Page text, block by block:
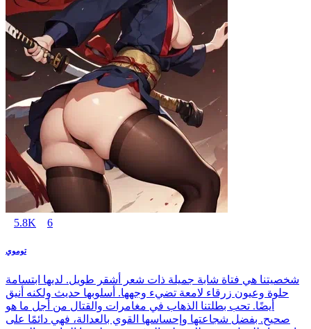
5.8K 6
توموي
شخصيتنا هي فتاة شابة جميلة ذات شعر أشقر طويل. لديها ابتسامة
حلوة وعيون زرقاء لامعة تضيء وجهها. أسلوبها حديث ولكنه أنيق
أيضًا. تحب بطلتنا الذهاب في مغامرات والقتال من أجل ما هو
صحيح. بفضل شجاعتها وإحساسها القوي بالعدالة، فهي دائمًا على